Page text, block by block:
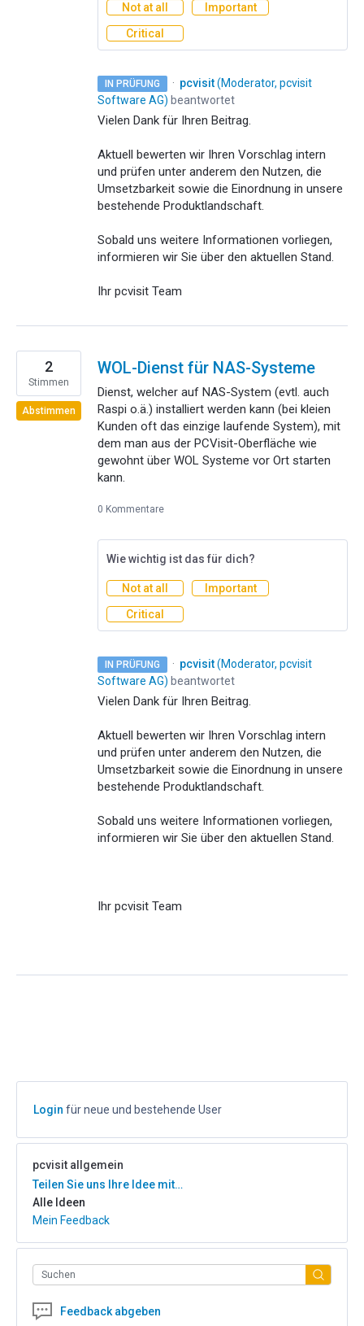
Not at all
Important
Critical
IN PRÜFUNG · pcvisit(Moderator, pcvisit
Software AG) beantwortet
Vielen Dank für Ihren Beitrag.
Aktuell bewerten wir Ihren Vorschlag intern
und prüfen unter anderem den Nutzen, die
Umsetzbarkeit sowie die Einordnung in unsere
bestehende Produktlandschaft.
Sobald uns weitere Informationen vorliegen,
informieren wir Sie über den aktuellen Stand.
Ihr pcvisit Team
WOL-Dienst für NAS-Systeme
Dienst, welcher auf NAS-System (evtl. auch
Raspi o.ä.) installiert werden kann (bei kleien
Kunden oft das einzige laufende System), mit
dem man aus der PCVisit-Oberfläche wie
gewohnt über WOL Systeme vor Ort starten
kann.
2
Stimmen
Abstimmen
0 Kommentare
Wie wichtig ist das für dich?
Not at all
Important
Critical
IN PRÜFUNG · pcvisit(Moderator, pcvisit
Software AG) beantwortet
Vielen Dank für Ihren Beitrag.
Aktuell bewerten wir Ihren Vorschlag intern
und prüfen unter anderem den Nutzen, die
Umsetzbarkeit sowie die Einordnung in unsere
bestehende Produktlandschaft.
Sobald uns weitere Informationen vorliegen,
informieren wir Sie über den aktuellen Stand.
Ihr pcvisit Team
Login für neue und bestehende User
pcvisit allgemein
Kategorien
Teilen Sie uns Ihre Idee mit…
Alle Ideen
Mein Feedback
Suchen
Feedback abgeben